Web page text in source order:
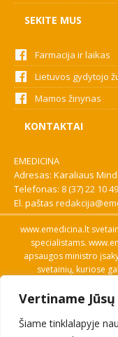
Vertiname
Šiame tinklalapyje
SEKITE MUS
Farmacija ir laikas
Lietuvos gydytojo
Mamos žinynas
KONTAKTAI
EMEDICINA
Adresas: Karaliaus
Telefonas: 8 (37) 22 10 49
El. paštas
www.emedicina.lt
specialistams.
apsaugos ministro
svetainių, kuriose
savo profesinę
pagalbos priemonių
priežiūros ar